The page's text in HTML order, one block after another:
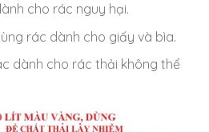
cho rác nguy hại.
rác dành cho giấy và bìa.
dành cho rác thải không thể